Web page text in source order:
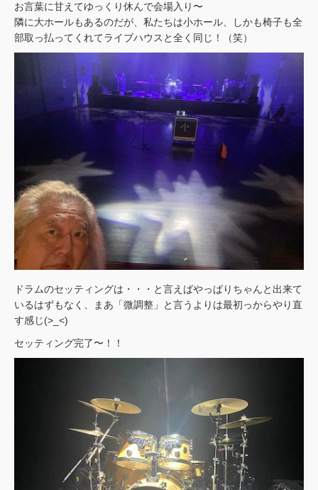
お言葉に甘えてゆっくり休んで会場入り〜
隣に大ホールもあるのだが、私たちは小ホール、しかも椅子も全
部取っ払ってくれてライブハウスと全く同じ！（笑）
ドラムのセッティングは・・・と言えばやっぱりちゃんと出来て
いるはずもなく、まあ「微調整」と言うよりは最初っからやり直
す感じ(>_<)
セッティング完了〜！！